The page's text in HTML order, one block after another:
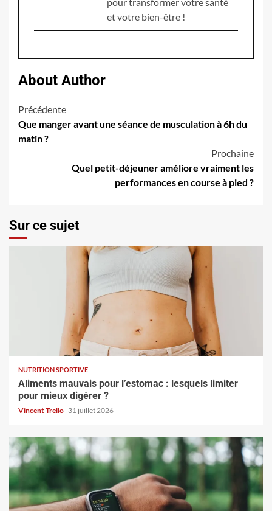
et votre bien-être !
About Author
Navigation
d’article
Précédente
Que manger avant une séance de musculation à 6h du
matin ?
Prochaine
Quel petit-déjeuner améliore vraiment les
performances en course à pied ?
Sur ce sujet
NUTRITION SPORTIVE
Aliments mauvais pour l’estomac : lesquels limiter
pour mieux digérer ?
Vincent Trello 31 juillet 2026